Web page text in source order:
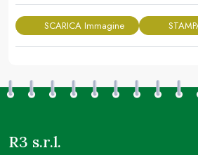
SCARICA Immagine
R3 s.r.l.